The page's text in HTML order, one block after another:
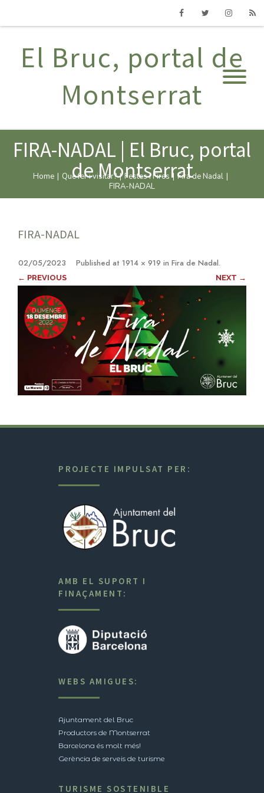
El Bruc, portal de
Montserrat
FIRA-NADAL | El Bruc, portal
de Montserrat
Home Què fer i visitar? | Festes i Fires | Fira de Nadal
FIRA-NADAL
FIRA-NADAL
Published
02/05/2023 at 1914 × 919 in Fira de Nadal.
← PREVIOUS NEXT →
PROJECTE IMPULSAT PER:
AMB EL SUPORT I
FINAÇAMENT:
WEBS AMIGUES:
Ajuntament del Bruc
Productors de Montserrat
Barcelona és molt més!
Gerència de serveis de turisme
TURISME SOSTENIBLE